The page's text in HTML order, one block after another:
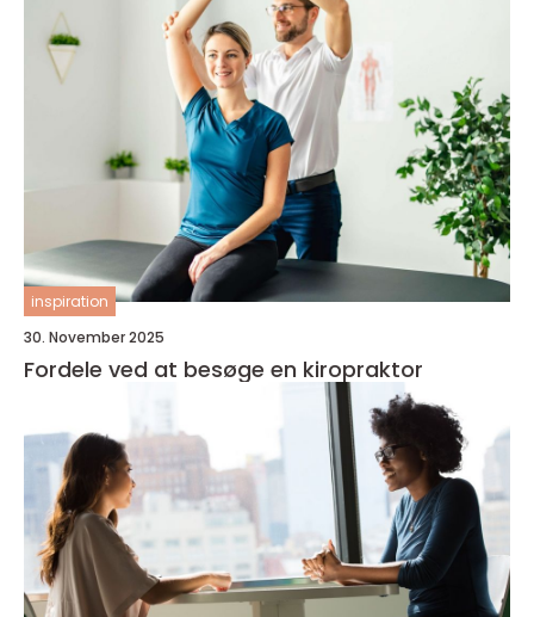
inspiration
30. November 2025
Fordele ved at besøge en kiropraktor